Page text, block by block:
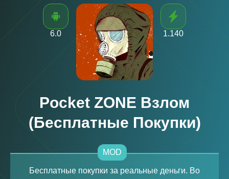
6.0 1.140
Pocket ZONE Взлом
(Бесплатные Покупки)
MOD
Бесплатные покупки за реальные деньги. Во